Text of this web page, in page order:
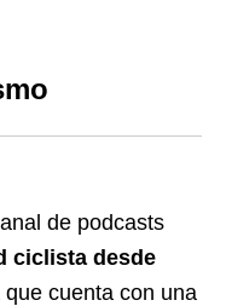
de podcasts
ciclista desde
que cuenta con una